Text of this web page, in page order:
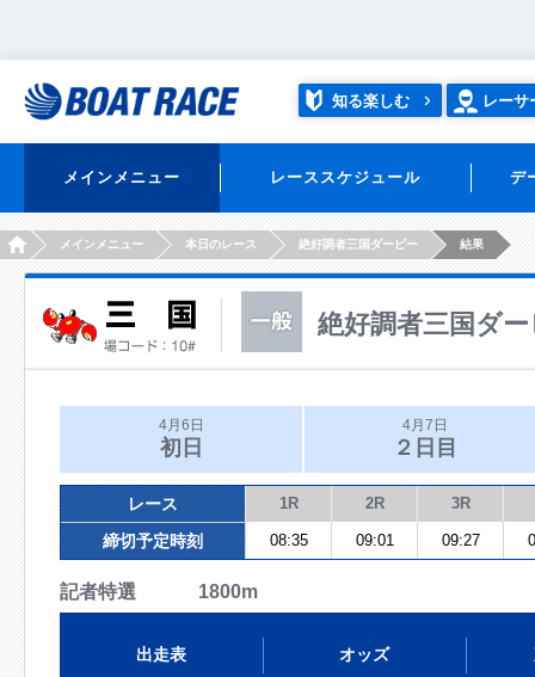
知る楽しむ レーサ
メインメニュー レーススケジュール デ
HOMEメインメニュー 本日のレース 絶好調者三国ダービー 結果
絶好調者三国ダ
4月6日
初日
4月7日
２日目
レース 1R 2R 3R
締切予定時刻 08:35 09:01 09:27
記者特選 1800m
出走表 オッズ